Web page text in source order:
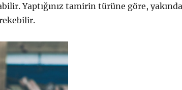
Yaptığınız tamirin türüne göre, yakında